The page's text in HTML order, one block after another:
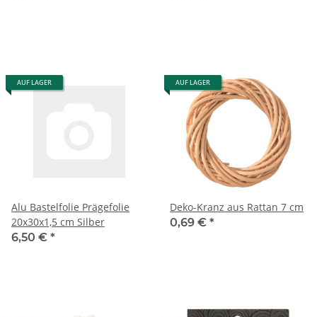
AUF LAGER
Alu Bastelfolie Prägefolie
20x30x1,5 cm Silber
6,50 € *
AUF LAGER
Deko-Kranz aus Rattan 7 cm
0,69 € *